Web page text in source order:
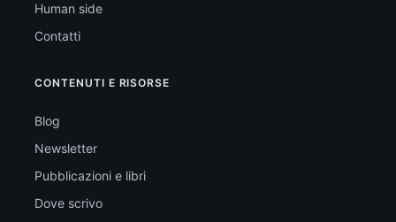
Human side
Contatti
CONTENUTI E RISORSE
Blog
Newsletter
Pubblicazioni e libri
Dove scrivo